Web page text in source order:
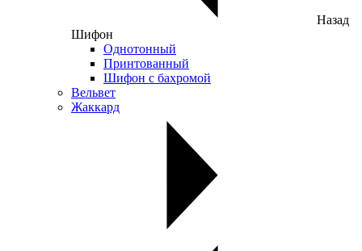
Назад
Шифон
Однотонный
Принтованный
Шифон с бахромой
Вельвет
Жаккард